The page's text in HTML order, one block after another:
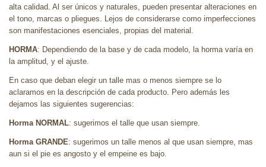
alta calidad. Al ser únicos y naturales, pueden presentar alteraciones en
el tono, marcas o pliegues. Lejos de considerarse como imperfecciones
son manifestaciones esenciales, propias del material.
HORMA: Dependiendo de la base y de cada modelo, la horma varía en
la amplitud, y el ajuste.
En caso que deban elegir un talle mas o menos siempre se lo
aclaramos en la descripción de cada producto. Pero además les
dejamos las siguientes sugerencias:
Horma NORMAL: sugerimos el talle que usan siempre.
Horma GRANDE: sugerimos un talle menos al que usan siempre, mas
aun si el pie es angosto y el empeine es bajo.